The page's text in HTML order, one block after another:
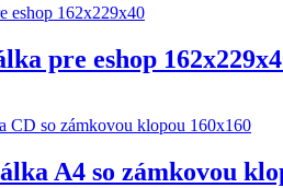
pre eshop
A4 so zámkovou